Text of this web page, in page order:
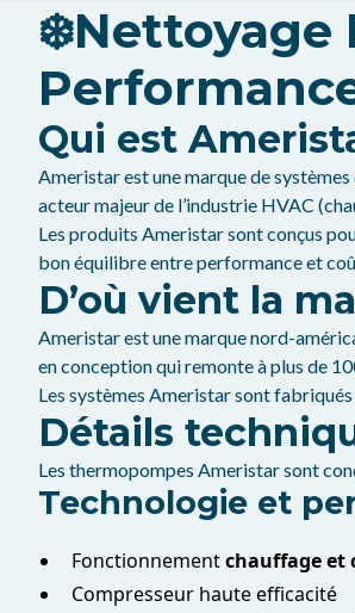
❄️Nettoyage
Qui est
Ameristar est une marque de
acteur majeur de l’industrie HVAC
Les produits Ameristar sont conçus
bon équilibre entre performance et
D’où vient la
Ameristar est une marque nord-
en conception qui remonte à plus de
Les systèmes Ameristar sont
Détails
Les thermopompes Ameristar sont
Technologie et
Fonctionnementchauffage et
Compresseur haute efficacité